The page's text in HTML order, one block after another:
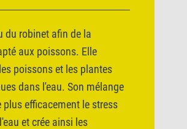
du robinet afin de la
aux poissons. Elle
poissons et les plantes
dans l'eau. Son mélange
efficacement le stress
et crée ainsi les